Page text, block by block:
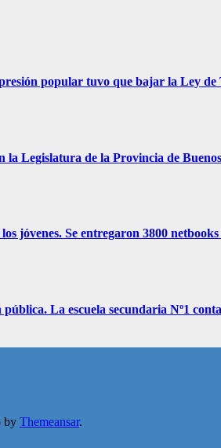
popular tuvo que bajar la Ley de
la Legislatura de la Provincia de
jóvenes. Se entregaron 3800 netbooks
La escuela secundaria Nº1
by Themeansar.